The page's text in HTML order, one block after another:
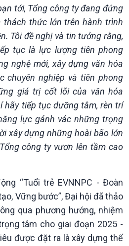
Multimedia
Ảnh
Video
Infographic
E-Magazine
tới, Tổng công ty đang đứng
thức lớn trên hành trình
Tôi đề nghị và tin tưởng rằng,
tục là lực lượng tiên phong
nghệ mới, xây dựng văn hóa
chuyên nghiệp và tiên phong
giá trị cốt lõi của văn hóa
hãy tiếp tục dưỡng tâm, rèn trí
lực gánh vác những trọng
xây dựng những hoài bão lớn
công ty vươn lên tầm cao
“Tuổi trẻ EVNNPC - Đoàn
Vững bước”, Đại hội đã thảo
qua phương hướng, nhiệm
tâm cho giai đoạn 2025 -
được đặt ra là xây dựng thế